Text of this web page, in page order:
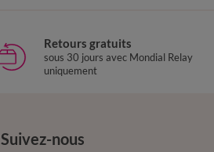
Retours gratuits
sous 30 jours avec Mondial Relay
uniquement
Suivez-nous